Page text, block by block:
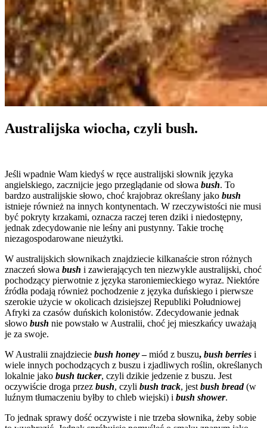
Australijska wiocha, czyli bush.
Jeśli wpadnie Wam kiedyś w ręce australijski słownik języka
angielskiego, zacznijcie jego przeglądanie od słowa bush. To
bardzo australijskie słowo, choć krajobraz określany jako bush
istnieje również na innych kontynentach. W rzeczywistości nie musi
być pokryty krzakami, oznacza raczej teren dziki i niedostępny,
jednak zdecydowanie nie leśny ani pustynny. Takie trochę
niezagospodarowane nieużytki.
W australijskich słownikach znajdziecie kilkanaście stron różnych
znaczeń słowa bush i zawierających ten niezwykle australijski, choć
pochodzący pierwotnie z języka staroniemieckiego wyraz. Niektóre
źródła podają również pochodzenie z języka duńskiego i pierwsze
szerokie użycie w okolicach dzisiejszej Republiki Południowej
Afryki za czasów duńskich kolonistów. Zdecydowanie jednak
słowo bush nie powstało w Australii, choć jej mieszkańcy uważają
je za swoje.
W Australii znajdziecie bush honey–miód z buszu, bush berries i
wiele innych pochodzących z buszu i zjadliwych roślin, określanych
lokalnie jako bush tucker, czyli dzikie jedzenie z buszu. Jest
oczywiście droga przez bush, czyli bush track, jest bush bread(w
luźnym tłumaczeniu byłby to chleb wiejski) i bush shower.
To jednak sprawy dość oczywiste i nie trzeba słownika, żeby sobie